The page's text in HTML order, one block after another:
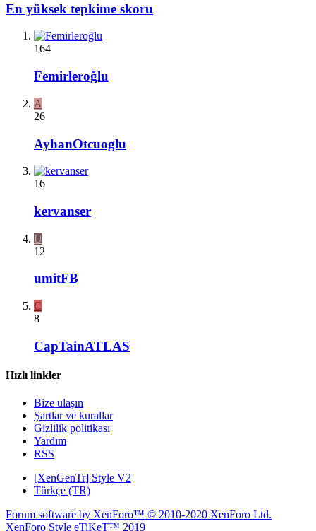
En yüksek tepkime skoru
164
Femirleroğlu
A
26
AyhanOtcuoglu
16
kervanser
U
12
umitFB
C
8
CapTainATLAS
Hızlı linkler
Bize ulaşın
Şartlar ve kurallar
Gizlilik politikası
Yardım
RSS
[XenGenTr] Style V2
Türkçe (TR)
Forum software by XenForo™ © 2010-2020 XenForo Ltd.
XenForo Style eTiKeT™ 2019